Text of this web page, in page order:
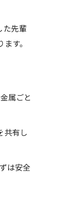
た先輩
す。
属ごと
共有し
は安全